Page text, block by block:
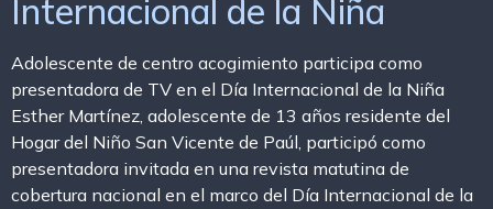
Internacional de la Niña
Adolescente de centro acogimiento participa como
presentadora de TV en el Día Internacional de la Niña
Esther Martínez, adolescente de 13 años residente del
Hogar del Niño San Vicente de Paúl, participó como
presentadora invitada en una revista matutina de
cobertura nacional en el marco del Día Internacional de la